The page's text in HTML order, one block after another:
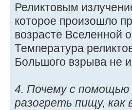
Реликтовым
которое произошло
возрасте Вселенной
Температура
Большого взрыва не
4. Почему с помощью
разогреть пищу, как